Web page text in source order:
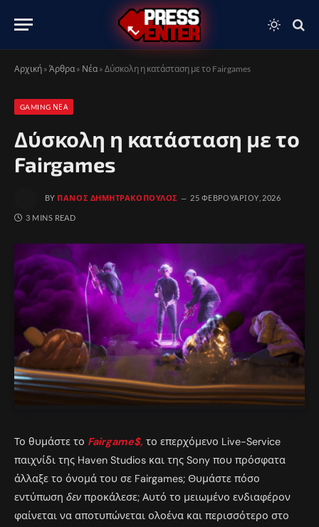
Αρχική » Άρθρα » Νέα » Δύσκολη η κατάσταση με το Fairgames
GAMING ΝΈΑ
Δύσκολη η κατάσταση με το
Fairgames
BY ΠΆΝΟΣ ΔΗΜΗΤΡΑΚΌΠΟΥΛΟΣ 25 ΦΕΒΡΟΥΑΡΊΟΥ, 2026
3 MINS READ
Το θυμάστε το Fairgame$, το επερχόμενο Live-Service
παιχνίδι της Haven Studios και της Sony που πρόσφατα
άλλαξε το όνομά του σε Fairgames; Θυμάστε πόσο
εντύπωση δεν προκάλεσε; Αυτό το μειωμένο ενδιαφέρον
φαίνεται να αποτυπώνεται ολοένα και περισσότερο στο